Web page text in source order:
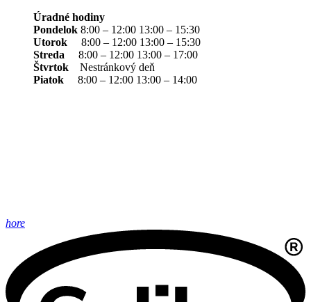
Úradné hodiny
Pondelok 8:00 – 12:00 13:00 – 15:30
Utorok 8:00 – 12:00 13:00 – 15:30
Streda 8:00 – 12:00 13:00 – 17:00
Štvrtok Nestránkový deň
Piatok 8:00 – 12:00 13:00 – 14:00
hore